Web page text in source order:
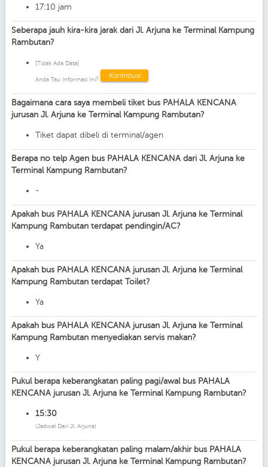
17:10 jam
Seberapa jauh kira-kira jarak dari Jl. Arjuna ke Terminal Kampung
Rambutan?
[Tidak Ada Data]
Anda Tau Informasi Ini? Kontribusi
Bagaimana cara saya membeli tiket bus PAHALA KENCANA
jurusan Jl. Arjuna ke Terminal Kampung Rambutan?
Tiket dapat dibeli di terminal/agen
Berapa no telp Agen bus PAHALA KENCANA dari Jl. Arjuna ke
Terminal Kampung Rambutan?
-
Apakah bus PAHALA KENCANA jurusan Jl. Arjuna ke Terminal
Kampung Rambutan terdapat pendingin/AC?
Ya
Apakah bus PAHALA KENCANA jurusan Jl. Arjuna ke Terminal
Kampung Rambutan terdapat Toilet?
Ya
Apakah bus PAHALA KENCANA jurusan Jl. Arjuna ke Terminal
Kampung Rambutan menyediakan servis makan?
Y
Pukul berapa keberangkatan paling pagi/awal bus PAHALA
KENCANA jurusan Jl. Arjuna ke Terminal Kampung Rambutan?
15:30
(Jadwal Dari Jl. Arjuna)
Pukul berapa keberangkatan paling malam/akhir bus PAHALA
KENCANA jurusan Jl. Arjuna ke Terminal Kampung Rambutan?